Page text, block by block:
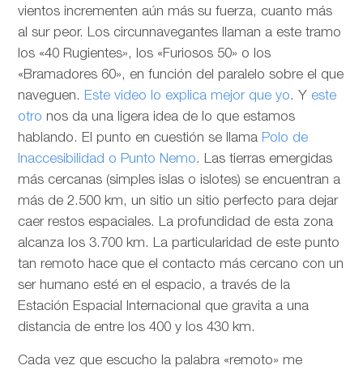
vientos incrementen aún más su fuerza, cuanto más
al sur peor. Los circunnavegantes llaman a este tramo
los «40 Rugientes», los «Furiosos 50» o los
«Bramadores 60», en función del paralelo sobre el que
naveguen. Este video lo explica mejor que yo. Y este
otro nos da una ligera idea de lo que estamos
hablando. El punto en cuestión se llama Polo de
Inaccesibilidad o Punto Nemo. Las tierras emergidas
más cercanas (simples islas o islotes) se encuentran a
más de 2.500 km, un sitio un sitio perfecto para dejar
caer restos espaciales. La profundidad de esta zona
alcanza los 3.700 km. La particularidad de este punto
tan remoto hace que el contacto más cercano con un
ser humano esté en el espacio, a través de la
Estación Espacial Internacional que gravita a una
distancia de entre los 400 y los 430 km.
Cada vez que escucho la palabra «remoto» me